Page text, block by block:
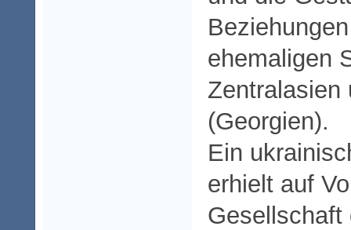
ehemaligen
Zentralasien
(Georgien).
Ein
erhielt auf
Gesellschaft